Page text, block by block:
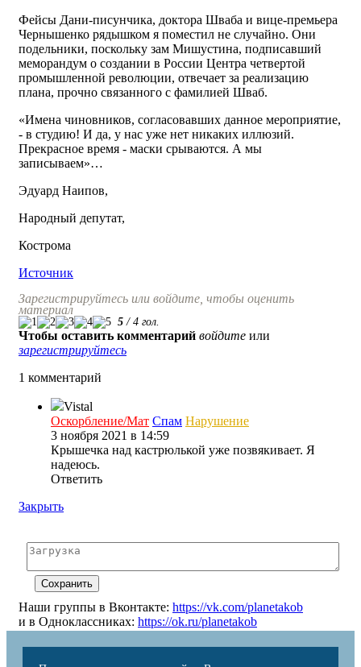
Фейсы Дани-писунчика, доктора Шваба и вице-премьера
Чернышенко рядышком я поместил не случайно. Они
подельники, поскольку зам Мишустина, подписавший
меморандум о создании в России Центра четвертой
промышленной революции, отвечает за реализацию
плана, прочно связанного с фамилией Шваб.
«Имена чиновников, согласовавших данное мероприятие,
- в студию! И да, у нас уже нет никаких иллюзий.
Прекрасное время - маски срываются. А мы
записываем»…
Эдуард Наипов,
Народный депутат,
Кострома
Источник
Зарегистрируйтесь или войдите, чтобы оценить
материал
5 / 4 гол.
Чтобы оставить комментарий войдите или
зарегистрируйтесь
1 комментарий
Vistal
Оскорбление/Мат Спам Нарушение
3 ноября 2021 в 14:59
Крышечка над кастрюлькой уже позвякивает. Я
надеюсь.
Ответить
Закрыть
Наши группы в Вконтакте: https://vk.com/planetakob
и в Одноклассниках: https://ok.ru/planetakob